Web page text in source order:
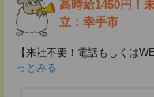
高時給1450円！
立：幸手市
【来社不要！電話もしくは
っとみる